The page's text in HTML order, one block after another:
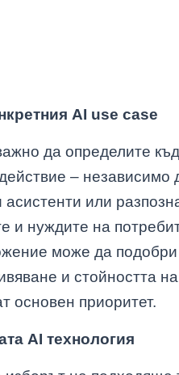
AI use case
да определите
– независимо
асистенти или
и нуждите на
може да подобри
и стойността
основен приоритет.
AI технология